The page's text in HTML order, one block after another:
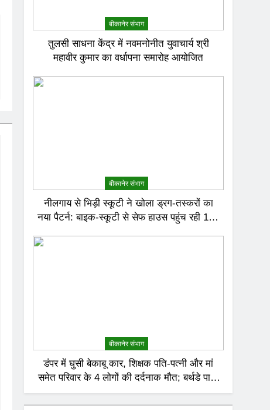
बीकानेर संभाग
तुलसी साधना केंद्र में नवमनोनीत युवाचार्य श्री
महावीर कुमार का वर्धापना समारोह आयोजित
बीकानेर संभाग
नीलगाय से भिड़ी स्कूटी ने खोला ड्रग-तस्करों का
नया पैटर्न: बाइक-स्कूटी से सेफ हाउस पहुंच रही 120
बीकानेर संभाग
डंपर में घुसी बेकाबू कार, शिक्षक पति-पत्नी और मां
समेत परिवार के 4 लोगों की दर्दनाक मौत; बर्थडे पार्टी
में जा रहा था परिवार